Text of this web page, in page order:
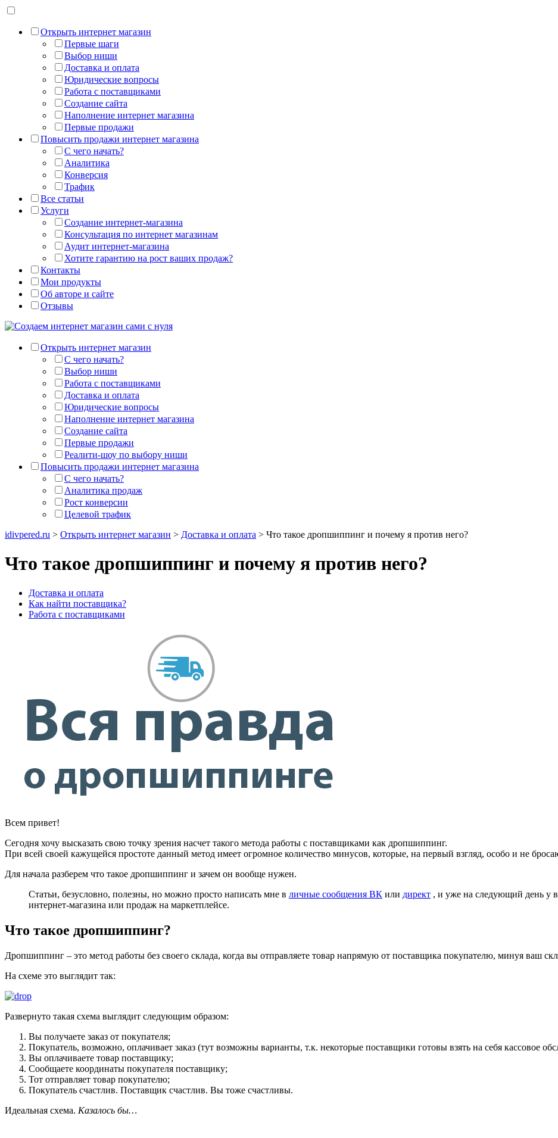
Открыть интернет магазин
Первые шаги
Выбор ниши
Доставка и оплата
Юридические вопросы
Работа с поставщиками
Создание сайта
Наполнение интернет магазина
Первые продажи
Повысить продажи интернет магазина
С чего начать?
Аналитика
Конверсия
Трафик
Все статьи
Услуги
Создание интернет-магазина
Консультация по интернет магазинам
Аудит интернет-магазина
Хотите гарантию на рост ваших продаж?
Контакты
Мои продукты
Об авторе и сайте
Отзывы
Открыть интернет магазин
С чего начать?
Выбор ниши
Работа с поставщиками
Доставка и оплата
Юридические вопросы
Наполнение интернет магазина
Создание сайта
Первые продажи
Реалити-шоу по выбору ниши
Повысить продажи интернет магазина
С чего начать?
Аналитика продаж
Рост конверсии
Целевой трафик
idivpered.ru > Открыть интернет магазин > Доставка и оплата > Что такое дропшиппинг и почему я против него?
Что такое дропшиппинг и почему я против него?
Доставка и оплата
Как найти поставщика?
Работа с поставщиками
Всем привет!
Сегодня хочу высказать свою точку зрения насчет такого метода работы с поставщиками как дропшиппинг.
При всей своей кажущейся простоте данный метод имеет огромное количество минусов, которые, на первый взгляд, особо и не
Для начала разберем что такое дропшиппинг и зачем он вообще нужен.
Статьи, безусловно, полезны, но можно просто написать мне в личные сообщения ВК или директ , и уже на следующий день у
интернет-магазина или продаж на маркетплейсе.
Что такое дропшиппинг?
Дропшиппинг – это метод работы без своего склада, когда вы отправляете товар напрямую от поставщика покупателю, минуя ваш
На схеме это выглядит так:
Развернуто такая схема выглядит следующим образом:
Вы получаете заказ от покупателя;
Покупатель, возможно, оплачивает заказ (тут возможны варианты, т.к. некоторые поставщики готовы взять на себя кассовое
Вы оплачиваете товар поставщику;
Сообщаете координаты покупателя поставщику;
Тот отправляет товар покупателю;
Покупатель счастлив. Поставщик счастлив. Вы тоже счастливы.
Идеальная схема. Казалось бы…